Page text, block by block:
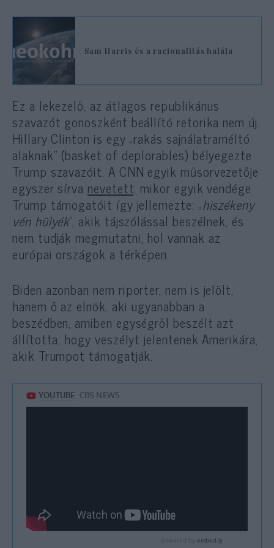
Sam Harris és a racionalitás halála
Ez a lekezelő, az átlagos republikánus
szavazót gonoszként beállító retorika nem új.
Hillary Clinton is egy „rakás sajnálatraméltó
alaknak” (basket of deplorables) bélyegezte
Trump szavazóit. A CNN egyik műsorvezetője
egyszer sírva nevetett, mikor egyik vendége
Trump támogatóit így jellemezte: „hiszékeny
vén hülyék”, akik tájszólással beszélnek, és
nem tudják megmutatni, hol vannak az
európai országok a térképen.
Biden azonban nem riporter, nem is jelölt,
hanem ő az elnök, aki ugyanabban a
beszédben, amiben egységről beszélt azt
állította, hogy veszélyt jelentenek Amerikára,
akik Trumpot támogatják.